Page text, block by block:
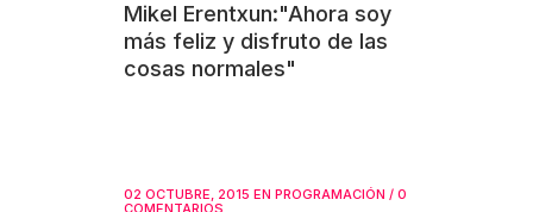
Mikel Erentxun:"Ahora soy
más feliz y disfruto de las
cosas normales"
02 OCTUBRE, 2015 EN PROGRAMACIÓN / 0
COMENTARIOS